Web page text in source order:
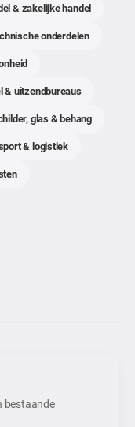
& zakelijke handel
onderdelen
& uitzendbureaus
glas & behang
& logistiek
bestaande